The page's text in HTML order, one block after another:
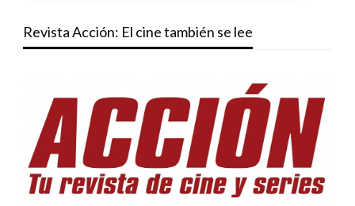
Revista Acción: El cine también se lee